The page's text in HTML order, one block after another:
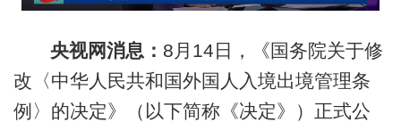
央视网消息： 8月14日，《国务院关于修
改〈中华人民共和国外国人入境出境管理条
例〉的决定》（以下简称《决定》）正式公